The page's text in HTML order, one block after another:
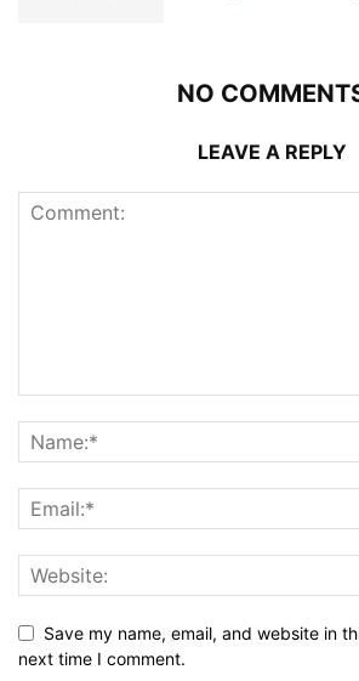
NO
LEAVE A REPLY
Save my name, email, and website in
next time I comment.